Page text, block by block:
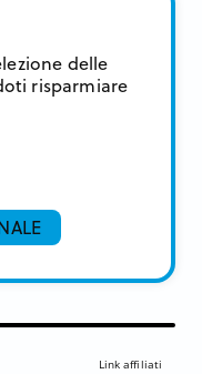
delle
risparmiare
Link affiliati